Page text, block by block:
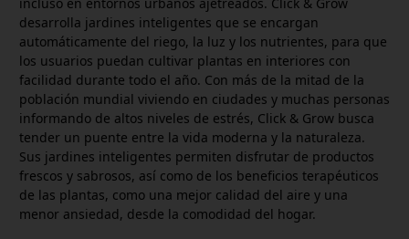
desarrolla jardines inteligentes que se encargan
automáticamente del riego, la luz y los nutrientes, para que
los usuarios puedan cultivar plantas en interiores con
facilidad durante todo el año. Con más de la mitad de la
población mundial viviendo en ciudades y muchas personas
informando de altos niveles de estrés, Click & Grow busca
tender un puente entre la vida moderna y la naturaleza.
Sus jardines inteligentes permiten disfrutar de productos
frescos y sabrosos, así como de los beneficios terapéuticos
de las plantas, como una mejor calidad del aire y una
menor ansiedad, desde la comodidad del hogar.